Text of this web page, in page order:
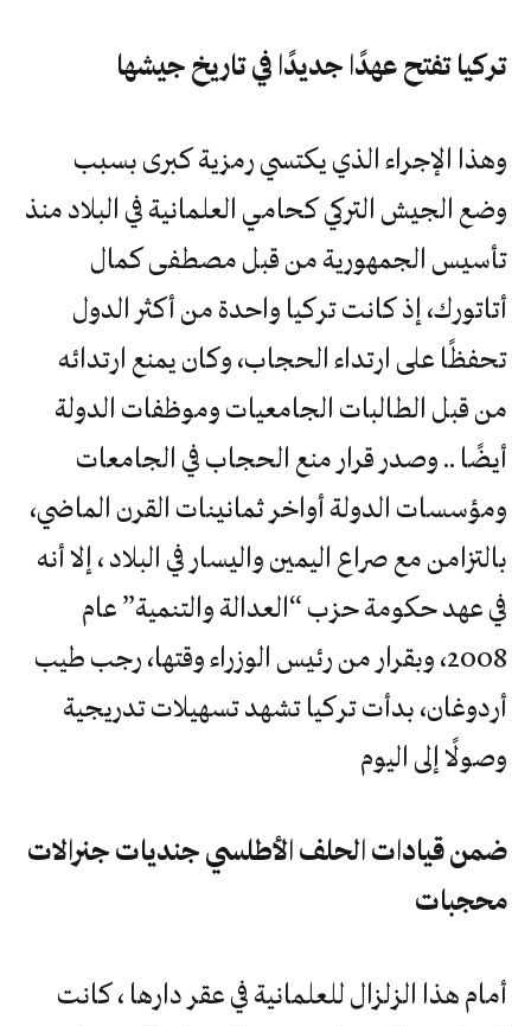
تركيا تفتح عهدًا جديدًا في تاريخ جيشها
وهذا الإجراء الذي يكتسي رمزية كبرى بسبب
وضع الجيش التركي كحامي العلمانية في البلاد منذ
تأسيس الجمهورية من قبل مصطفى كمال
أتاتورك، إذ كانت تركيا واحدة من أكثر الدول
تحفظًا على ارتداء الحجاب، وكان يمنع ارتدائه
من قبل الطالبات الجامعيات وموظفات الدولة
أيضًا .. وصدر قرار منع الحجاب في الجامعات
ومؤسسات الدولة أواخر ثمانينات القرن الماضي،
بالتزامن مع صراع اليمين واليسار في البلاد ، إلا أنه
في عهد حكومة حزب “العدالة والتنمية” عام
2008، وبقرار من رئيس الوزراء وقتها، رجب طيب
أردوغان، بدأت تركيا تشهد تسهيلات تدريجية
وصولًا إلى اليوم
ضمن قيادات الحلف الأطلسي جنديات جنرالات
محجبات
أمام هذا الزلزال للعلمانية في عقر دارها ، كانت